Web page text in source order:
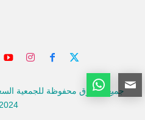
جميع الحقوق محفوظة للجمعية
2024